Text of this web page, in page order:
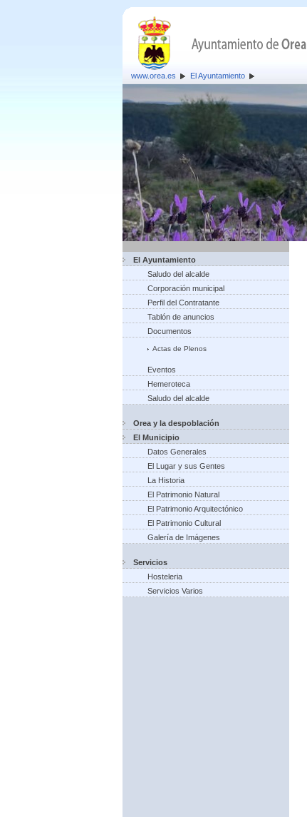
www.orea.es El Ayuntamiento
El Ayuntamiento
Saludo del alcalde
Corporación municipal
Perfil del Contratante
Tablón de anuncios
Documentos
Actas de Plenos
Eventos
Hemeroteca
Saludo del alcalde
Orea y la despoblación
El Municipio
Datos Generales
El Lugar y sus Gentes
La Historia
El Patrimonio Natural
El Patrimonio Arquitectónico
El Patrimonio Cultural
Galería de Imágenes
Servicios
Hosteleria
Servicios Varios